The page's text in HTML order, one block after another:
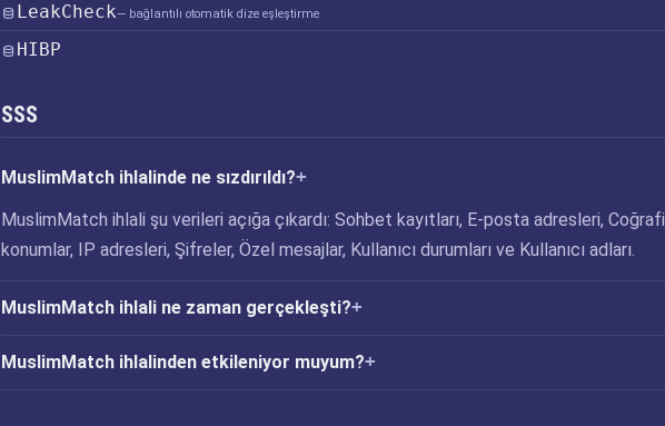
LeakCheck— bağlantılı otomatik dize eşleştirme
HIBP
SSS
MuslimMatch ihlalinde ne sızdırıldı?
MuslimMatch ihlali şu verileri açığa çıkardı: Sohbet kayıtları, E-posta adresleri, Coğrafi
konumlar, IP adresleri, Şifreler, Özel mesajlar, Kullanıcı durumları ve Kullanıcı adları.
MuslimMatch ihlali ne zaman gerçekleşti?
MuslimMatch ihlalinden etkileniyor muyum?